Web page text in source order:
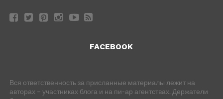
FACEBOOK
Вся ответственность за присланные материалы лежит на
авторах – участниках блога и на пи-ар агентствах. Держатели